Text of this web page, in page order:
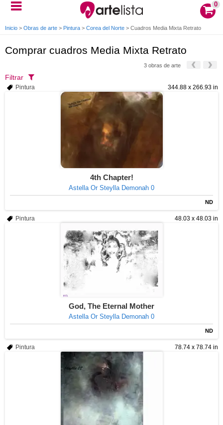
0
Inicio > Obras de arte > Pintura > Corea del Norte > Cuadros Media Mixta Retrato
Comprar cuadros Media Mixta Retrato
3 obras de arte
Filtrar
344.88 x 266.93 in
Pintura
4th Chapter!
Astella Or Steylla Demonah 0
ND
48.03 x 48.03 in
Pintura
God, The Eternal Mother
Astella Or Steylla Demonah 0
ND
78.74 x 78.74 in
Pintura